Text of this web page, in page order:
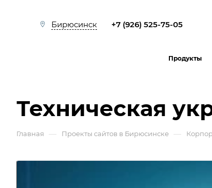
Бирюсинск +7 (926) 525-75-05
Продукты
Техническая
Главная — Проекты сайтов в Бирюсинске —